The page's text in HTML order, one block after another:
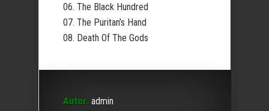
06. The Black Hundred
07. The Puritan’s Hand
08. Death Of The Gods
Autor: admin